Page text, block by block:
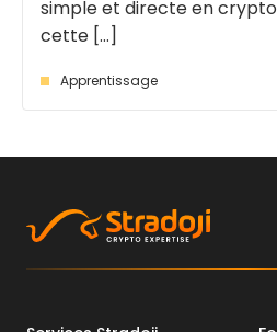
simple et directe en
cette [...]
Apprentissage